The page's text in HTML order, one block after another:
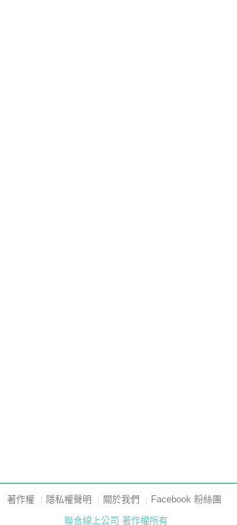
著作權 隱私權聲明 關於我們
Facebook 粉絲團
聯合線上公司 著作權所有